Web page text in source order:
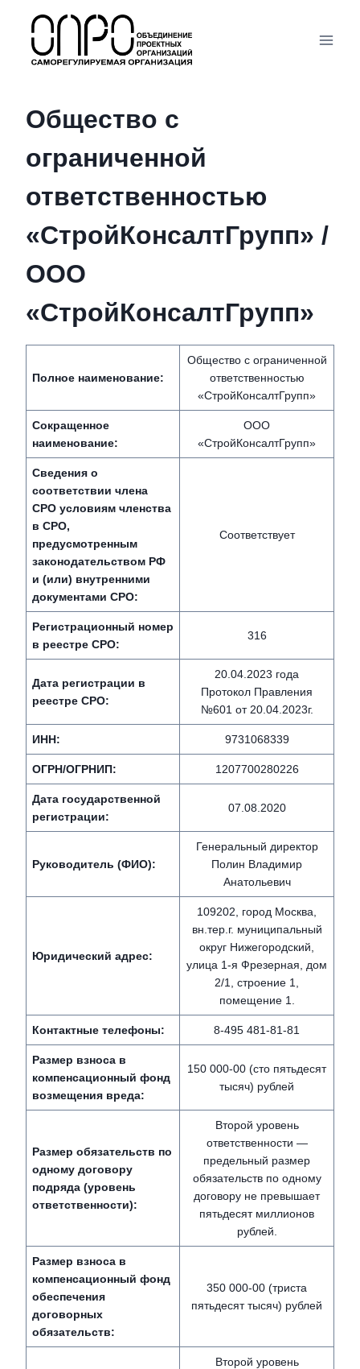
содержимому
Общество с
ограниченной
ответственностью
«СтройКонсалтГрупп» /
ООО
«СтройКонсалтГрупп»
Полное наименование:
Общество с ограниченной
ответственностью
«СтройКонсалтГрупп»
Сокращенное
наименование:
ООО
«СтройКонсалтГрупп»
Сведения о
соответствии члена
СРО условиям членства
в СРО,
предусмотренным
законодательством РФ
и (или) внутренними
документами СРО:
Соответствует
Регистрационный номер
в реестре СРО:
316
Дата регистрации в
реестре СРО:
20.04.2023 года
Протокол Правления
№601 от 20.04.2023г.
ИНН: 9731068339
ОГРН/ОГРНИП: 1207700280226
Дата государственной
регистрации:
07.08.2020
Руководитель (ФИО):
Генеральный директор
Полин Владимир
Анатольевич
Юридический адрес:
109202, город Москва,
вн.тер.г. муниципальный
округ Нижегородский,
улица 1-я Фрезерная, дом
2/1, строение 1,
помещение 1.
Контактные телефоны: 8-495 481-81-81
Размер взноса в
компенсационный фонд
возмещения вреда:
150 000-00 (сто пятьдесят
тысяч) рублей
Размер обязательств по
одному договору
подряда (уровень
ответственности):
Второй уровень
ответственности —
предельный размер
обязательств по одному
договору не превышает
пятьдесят миллионов
рублей.
Размер взноса в
компенсационный фонд
обеспечения
договорных
обязательств:
350 000-00 (триста
пятьдесят тысяч) рублей
Второй уровень